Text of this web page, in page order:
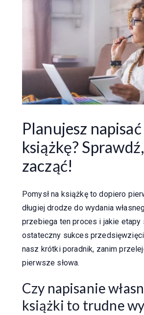
Planujesz napisać
książkę?
zacząć!
Pomysł na książkę to dopiero
długiej drodze do wydania
przebiega ten proces i jakie etapy
ostateczny sukces
nasz krótki poradnik, zanim
pierwsze słowa.
Czy napisanie
książki to trudne